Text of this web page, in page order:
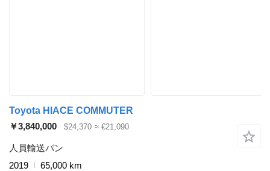
Toyota HIACE COMMUTER
￥3,840,000
$24,370 ≈ €21,090
人員輸送バン
2019
65,000 km